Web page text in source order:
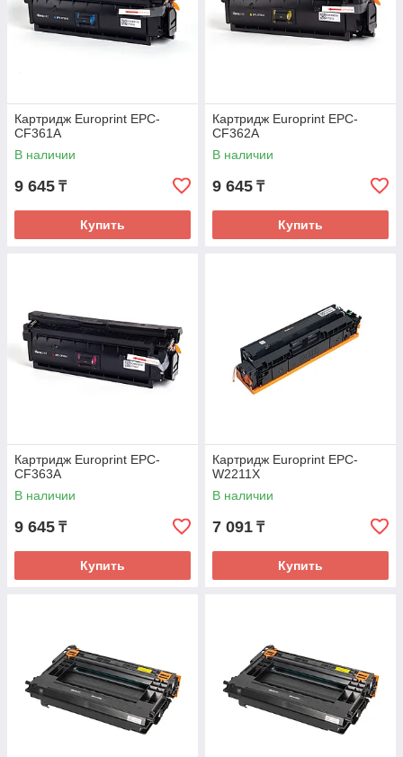
Картридж Europrint EPC-
CF361A
В наличии
9 645 ₸
Купить
Картридж Europrint EPC-
CF362A
В наличии
9 645 ₸
Купить
Картридж Europrint EPC-
CF363A
В наличии
9 645 ₸
Купить
Картридж Europrint EPC-
W2211X
В наличии
7 091 ₸
Купить